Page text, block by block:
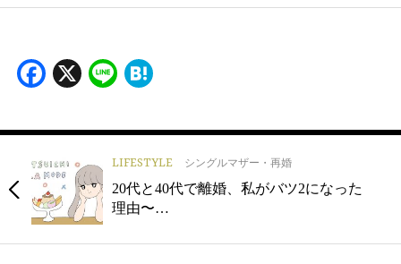
Facebook
X Line
LIFESTYLE シングルマザー・再婚
20代と40代で離婚、私がバツ2になった
理由〜…